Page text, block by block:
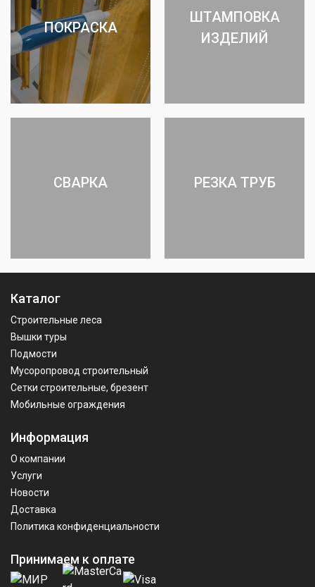
ПОКРАСКА
ШТАМПОВКА
ИЗДЕЛИЙ
СВАРКА РЕЗКА ТРУБ
Каталог
Строительные леса
Вышки туры
Подмости
Мусоропровод строительный
Сетки строительные, брезент
Мобильные ограждения
Информация
О компании
Услуги
Новости
Доставка
Политика конфиденциальности
Принимаем к оплате